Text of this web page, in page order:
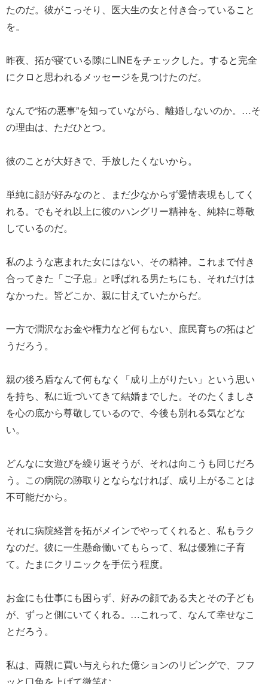
たのだ。彼がこっそり、医大生の女と付き合っていること
を。
昨夜、拓が寝ている隙にLINEをチェックした。すると完全
にクロと思われるメッセージを見つけたのだ。
なんで“拓の悪事”を知っていながら、離婚しないのか。…そ
の理由は、ただひとつ。
彼のことが大好きで、手放したくないから。
単純に顔が好みなのと、まだ少なからず愛情表現もしてく
れる。でもそれ以上に彼のハングリー精神を、純粋に尊敬
しているのだ。
私のような恵まれた女にはない、その精神。これまで付き
合ってきた「ご子息」と呼ばれる男たちにも、それだけは
なかった。皆どこか、親に甘えていたからだ。
一方で潤沢なお金や権力など何もない、庶民育ちの拓はど
うだろう。
親の後ろ盾なんて何もなく「成り上がりたい」という思い
を持ち、私に近づいてきて結婚までした。そのたくましさ
を心の底から尊敬しているので、今後も別れる気などな
い。
どんなに女遊びを繰り返そうが、それは向こうも同じだろ
う。この病院の跡取りとならなければ、成り上がることは
不可能だから。
それに病院経営を拓がメインでやってくれると、私もラク
なのだ。彼に一生懸命働いてもらって、私は優雅に子育
て。たまにクリニックを手伝う程度。
お金にも仕事にも困らず、好みの顔である夫とその子ども
が、ずっと側にいてくれる。…これって、なんて幸せなこ
とだろう。
私は、両親に買い与えられた億ションのリビングで、フフ
ッと口角を上げて微笑む。